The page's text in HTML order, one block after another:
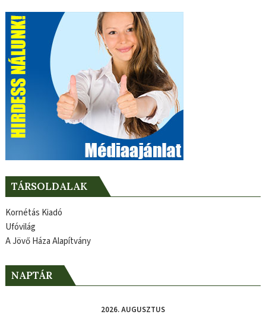
TÁRSOLDALAK
Kornétás Kiadó
Ufóvilág
A Jövő Háza Alapítvány
NAPTÁR
2026. AUGUSZTUS